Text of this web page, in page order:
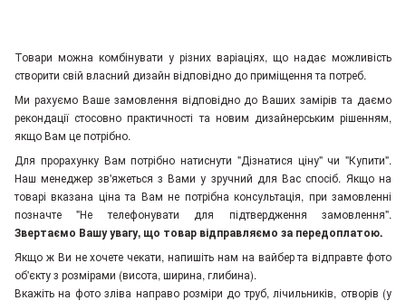
Товари можна комбінувати у різних варіаціях, що надає можливість
створити свій власний дизайн відповідно до приміщення та потреб.
Ми рахуємо Ваше замовлення відповідно до Ваших замірів та даємо
рекондації стосовно практичності та новим дизайнерським рішенням,
якщо Вам це потрібно.
Для прорахунку Вам потрібно натиснути "Дізнатися ціну" чи "Купити".
Наш менеджер зв'яжеться з Вами у зручний для Вас спосіб. Якщо на
товарі вказана ціна та Вам не потрібна консультація, при замовленні
позначте "Не телефонувати для підтвердження замовлення".
Звертаємо Вашу увагу, що товар відправляємо за передоплатою.
Якщо ж Ви не хочете чекати, напишіть нам на вайбер та відправте фото
об'єкту з розмірами (висота, ширина, глибина).
Вкажіть на фото зліва направо розміри до труб, лічильників, отворів (у